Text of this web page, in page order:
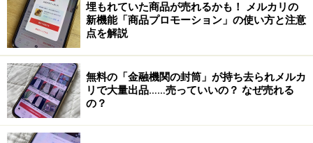
※送料は取引完了時に販売利益から差し引かれます
ちなみに、ネコポスでサイズオーバーしていたとして
も、宅急便コンパクトに変更になることはありません。
ネコポスと違って、宅急便コンパクトには専用BOXが必
要だからです。
埋もれていた商品が売れるかも！ メルカリの
新機能「商品プロモーション」の使い方と注意
点を解説
無料の「金融機関の封筒」が持ち去られメルカ
リで大量出品……売っていいの？ なぜ売れる
の？